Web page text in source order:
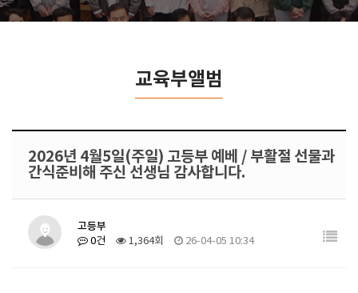
교육부앨범
2026년 4월5일(주일) 고등부 예베 / 부활절 선물과
간식준비해 주신 선생님 감사합니다.
고등부
0건 1,364회 26-04-05 10:34